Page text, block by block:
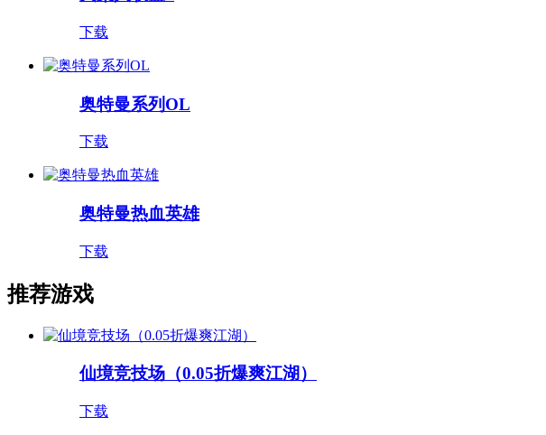
下载
奥特曼系列OL
下载
奥特曼热血英雄
下载
推荐游戏
仙境竞技场（0.05折爆爽江湖）
下载